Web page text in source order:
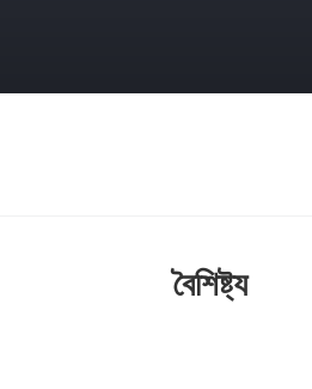
বৈশিষ্ট্য